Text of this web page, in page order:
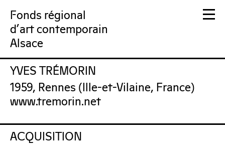
Fonds régional
d'art contemporain
Alsace
FRAC Alsace
YVES TRÉMORIN
1959, Rennes (Ille-et-Vilaine, France)
www.tremorin.net
ACQUISITION